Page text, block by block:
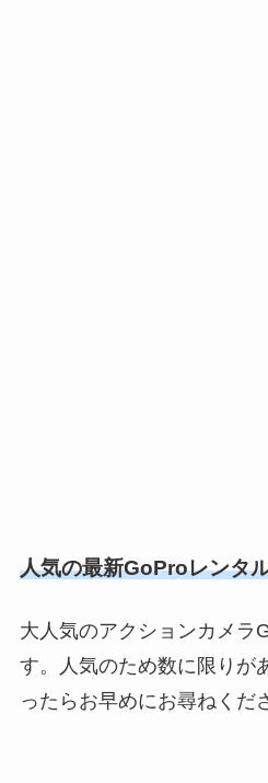
人気の最新GoProレンタ
大人気のアクションカメラ
す。人気のため数に限りが
ったらお早めにお尋ねくだ